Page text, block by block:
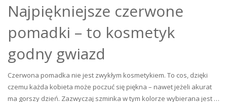
Najpiękniejsze czerwone
pomadki – to kosmetyk
godny gwiazd
Czerwona pomadka nie jest zwykłym kosmetykiem. To cos, dzięki
czemu każda kobieta może poczuć się piękna – nawet jeżeli akurat
ma gorszy dzień. Zazwyczaj szminka w tym kolorze wybierana jest …